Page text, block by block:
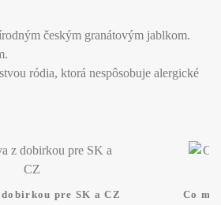
českým granátovým jablkom.
ródia, ktorá nespôsobuje alergické
pre SK a CZ Co